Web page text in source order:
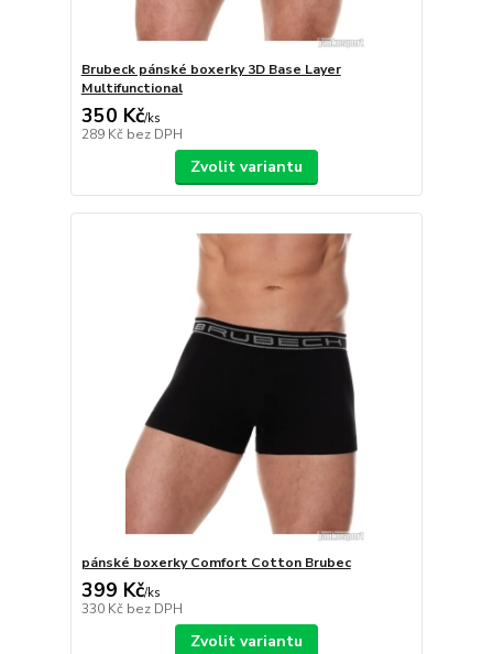
Brubeck pánské boxerky 3D Base Layer
Multifunctional
350 Kč/ks
289 Kč bez DPH
Zvolit variantu
pánské boxerky Comfort Cotton Brubec
399 Kč/ks
330 Kč bez DPH
Zvolit variantu